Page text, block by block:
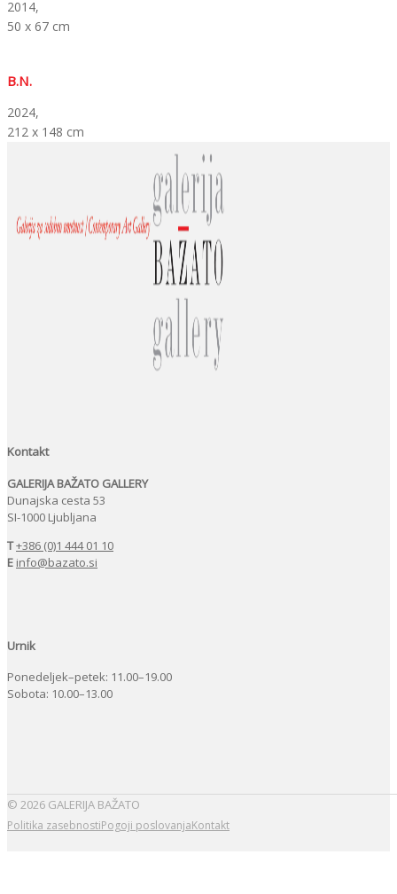
2014,
50 x 67 cm
B.N.
2024,
212 x 148 cm
Kontakt
GALERIJA BAŽATO GALLERY
Dunajska cesta 53
SI-1000 Ljubljana
T+386 (0)1 444 01 10
E info@bazato.si
Urnik
Ponedeljek–petek: 11.00–19.00
Sobota: 10.00–13.00
© 2026 GALERIJA BAŽATO
Politika zasebnostiPogoji poslovanjaKontakt